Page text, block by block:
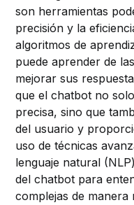
son herramientas
precisión y la
algoritmos de
puede aprender de
mejorar sus
que el chatbot no
precisa, sino que
del usuario y
uso de técnicas
lenguaje natural
del chatbot para
complejas de manera